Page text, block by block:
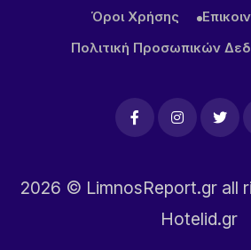
Όροι Χρήσης
Πολιτική Προσωπικών
2026 © LimnosReport.gr all
Hotelid.gr